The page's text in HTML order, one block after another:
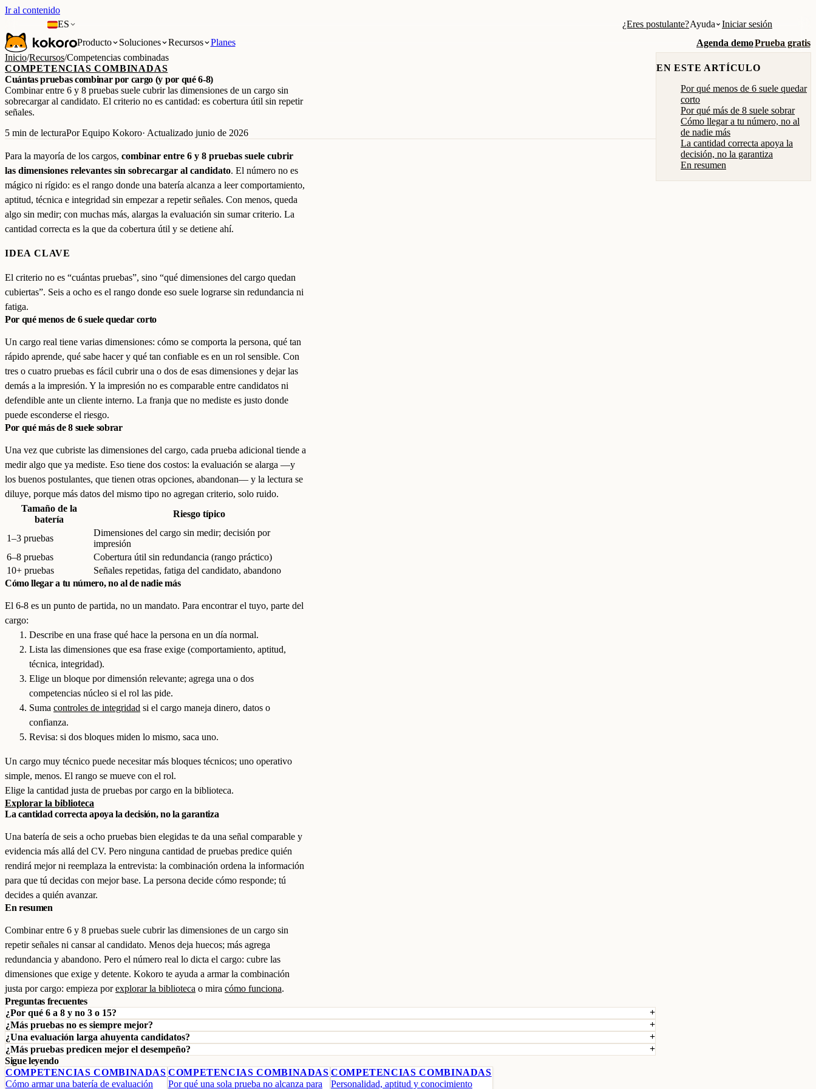
Ir al contenido
ES
¿Eres postulante?Ayuda
Iniciar sesión
Producto
Soluciones Recursos Planes Agenda demoPrueba gratis
Inicio/Recursos/Competencias combinadas
COMPETENCIAS COMBINADAS
Cuántas pruebas combinar por cargo (y por qué 6-8)
Combinar entre 6 y 8 pruebas suele cubrir las dimensiones de un cargo sin
sobrecargar al candidato. El criterio no es cantidad: es cobertura útil sin repetir
señales.
5 min de lecturaPor Equipo Kokoro· Actualizado junio de 2026
Para la mayoría de los cargos, combinar entre 6 y 8 pruebas suele cubrir
las dimensiones relevantes sin sobrecargar al candidato. El número no es
mágico ni rígido: es el rango donde una batería alcanza a leer comportamiento,
aptitud, técnica e integridad sin empezar a repetir señales. Con menos, queda
algo sin medir; con muchas más, alargas la evaluación sin sumar criterio. La
cantidad correcta es la que da cobertura útil y se detiene ahí.
IDEA CLAVE
El criterio no es “cuántas pruebas”, sino “qué dimensiones del cargo quedan
cubiertas”. Seis a ocho es el rango donde eso suele lograrse sin redundancia ni
fatiga.
Por qué menos de 6 suele quedar corto
Un cargo real tiene varias dimensiones: cómo se comporta la persona, qué tan
rápido aprende, qué sabe hacer y qué tan confiable es en un rol sensible. Con
tres o cuatro pruebas es fácil cubrir una o dos de esas dimensiones y dejar las
demás a la impresión. Y la impresión no es comparable entre candidatos ni
defendible ante un cliente interno. La franja que no mediste es justo donde
puede esconderse el riesgo.
Por qué más de 8 suele sobrar
Una vez que cubriste las dimensiones del cargo, cada prueba adicional tiende a
medir algo que ya mediste. Eso tiene dos costos: la evaluación se alarga —y
los buenos postulantes, que tienen otras opciones, abandonan— y la lectura se
diluye, porque más datos del mismo tipo no agregan criterio, solo ruido.
Tamaño de la
batería
Riesgo típico
1–3 pruebas
Dimensiones del cargo sin medir; decisión por
impresión
6–8 pruebas
Cobertura útil sin redundancia (rango práctico)
10+ pruebas
Señales repetidas, fatiga del candidato, abandono
Cómo llegar a tu número, no al de nadie más
El 6-8 es un punto de partida, no un mandato. Para encontrar el tuyo, parte del
cargo:
Describe en una frase qué hace la persona en un día normal.
Lista las dimensiones que esa frase exige (comportamiento, aptitud,
técnica, integridad).
Elige un bloque por dimensión relevante; agrega una o dos
competencias núcleo si el rol las pide.
Suma controles de integridad si el cargo maneja dinero, datos o
confianza.
Revisa: si dos bloques miden lo mismo, saca uno.
Un cargo muy técnico puede necesitar más bloques técnicos; uno operativo
simple, menos. El rango se mueve con el rol.
Elige la cantidad justa de pruebas por cargo en la biblioteca.
Explorar la biblioteca
La cantidad correcta apoya la decisión, no la garantiza
Una batería de seis a ocho pruebas bien elegidas te da una señal comparable y
evidencia más allá del CV. Pero ninguna cantidad de pruebas predice quién
rendirá mejor ni reemplaza la entrevista: la combinación ordena la información
para que tú decidas con mejor base. La persona decide cómo responde; tú
decides a quién avanzar.
En resumen
Combinar entre 6 y 8 pruebas suele cubrir las dimensiones de un cargo sin
repetir señales ni cansar al candidato. Menos deja huecos; más agrega
redundancia y abandono. Pero el número real lo dicta el cargo: cubre las
dimensiones que exige y detente. Kokoro te ayuda a armar la combinación
justa por cargo: empieza porexplorar la biblioteca o mira cómo funciona.
Preguntas frecuentes
¿Por qué 6 a 8 y no 3 o 15?
¿Más pruebas no es siempre mejor?
¿Una evaluación larga ahuyenta candidatos?
¿Más pruebas predicen mejor el desempeño?
Sigue leyendo
COMPETENCIAS COMBINADAS
Cómo armar una batería de evaluación
COMPETENCIAS COMBINADAS
Por qué una sola prueba no alcanza para
COMPETENCIAS COMBINADAS
Personalidad, aptitud y conocimiento
EN ESTE ARTÍCULO
Por qué menos de 6 suele quedar
corto
Por qué más de 8 suele sobrar
Cómo llegar a tu número, no al
de nadie más
La cantidad correcta apoya la
decisión, no la garantiza
En resumen